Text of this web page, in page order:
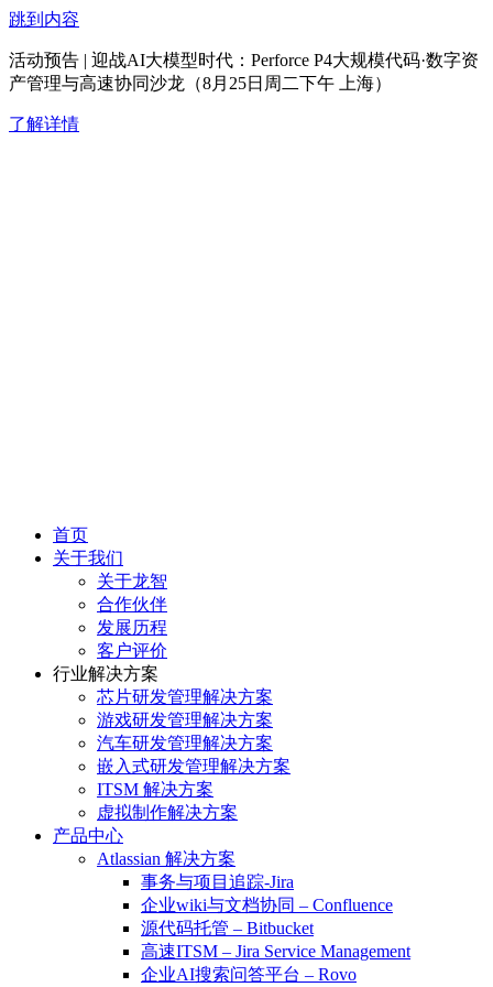
跳到内容
活动预告 | 迎战AI大模型时代：Perforce P4大规模代码·数字资
产管理与高速协同沙龙（8月25日周二下午 上海）
了解详情
首页
关于我们
关于龙智
合作伙伴
发展历程
客户评价
行业解决方案
芯片研发管理解决方案
游戏研发管理解决方案
汽车研发管理解决方案
嵌入式研发管理解决方案
ITSM 解决方案
虚拟制作解决方案
产品中心
Atlassian 解决方案
事务与项目追踪-Jira
企业wiki与文档协同 – Confluence
源代码托管 – Bitbucket
高速ITSM – Jira Service Management
企业AI搜索问答平台 – Rovo